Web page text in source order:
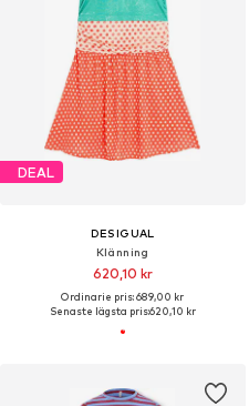
DEAL
DESIGUAL
Klänning
620,10 kr
Ordinarie pris: 689,00 kr
Senaste lägsta pris:620,10 kr